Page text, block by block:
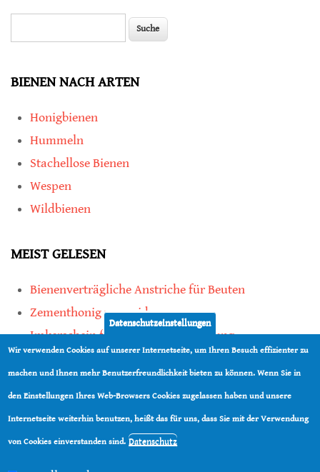
BIENEN NACH ARTEN
Honigbienen
Hummeln
Stachellose Bienen
Wespen
Wildbienen
MEIST GELESEN
Bienenverträgliche Anstriche für Beuten
Zementhonig vermeiden
Imkerschein für Honigbienen-Haltung
Kauf von Mittelwänden ist Vertrauenssache
teilen
Datenschutzeinstellungen
Wir verwenden Cookies auf unserer Internetseite, um Ihren Besuch effizienter zu
machen und Ihnen mehr Benutzerfreundlichkeit bieten zu können. Wenn Sie in
den Einstellungen Ihres Web-Browsers Cookies zugelassen haben und unsere
Internetseite weiterhin benutzen, heißt das für uns, dass Sie mit der Verwendung
von Cookies einverstanden sind. Datenschutz